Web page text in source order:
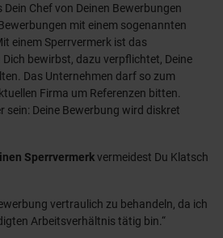
Chef von Deinen Bewerbungen
mit einem sogenannten
einem Sperrvermerk ist das
Dich bewirbst, dazu verpflichtet, Deine
Das Unternehmen darf so zum
Firma um Referenzen bitten.
sein: Deine Bewerbung wird diskret
Sperrvermerkvermeidest Du Klatsch
vertraulich zu behandeln, da ich
Arbeitsverhältnis tätig bin.“